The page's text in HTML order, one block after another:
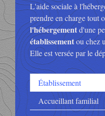
L'aide sociale à
prendre en charge tout
l'hébergementd'une
établissementou chez
Elle est versée par le
Établissement
Accueillant familial